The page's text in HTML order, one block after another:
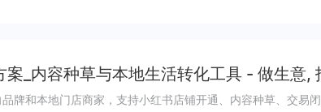
案_内容种草与本地生活转化工具 - 做生意,
牌和本地门店商家，支持小红书店铺开通、内容种草、交易